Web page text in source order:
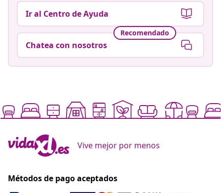
Ir al Centro de Ayuda
Recomendado
Chatea con nosotros
Vive mejor por menos
Métodos de pago aceptados